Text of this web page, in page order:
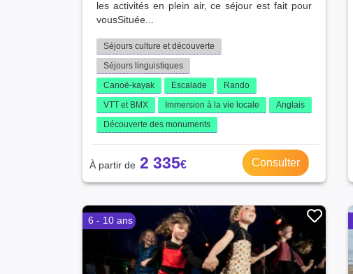
les activités en plein air, ce séjour est fait pour
vousSituée...
Séjours culture et découverte
Séjours linguistiques
Canoë-kayak
Escalade
Rando
VTT et BMX
Immersion à la vie locale
Anglais
Découverte des monuments
2 335 Consulter
6 - 10 ans